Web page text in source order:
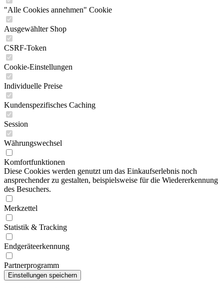
"Alle Cookies annehmen" Cookie
Ausgewählter Shop
CSRF-Token
Cookie-Einstellungen
Individuelle Preise
Kundenspezifisches Caching
Session
Währungswechsel
Komfortfunktionen
Diese Cookies werden genutzt um das Einkaufserlebnis noch
ansprechender zu gestalten, beispielsweise für die Wiedererkennung
des Besuchers.
Merkzettel
Statistik & Tracking
Endgeräteerkennung
Partnerprogramm